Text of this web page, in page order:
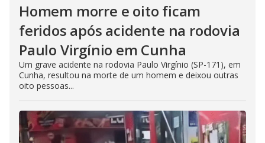
Homem morre e oito ficam
feridos após acidente na rodovia
Paulo Virgínio em Cunha
Um grave acidente na rodovia Paulo Virgínio (SP-171), em
Cunha, resultou na morte de um homem e deixou outras
oito pessoas...